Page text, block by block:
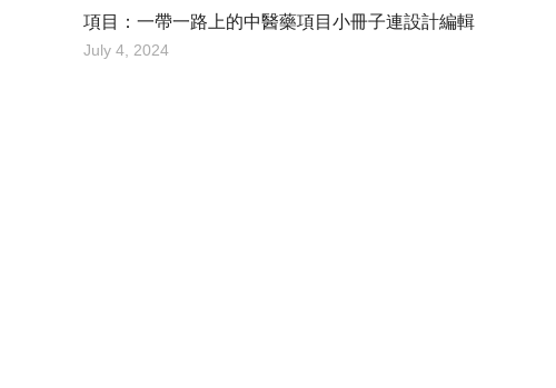
項目：一帶一路上的中醫藥項目小冊子連設計編輯
July 4, 2024